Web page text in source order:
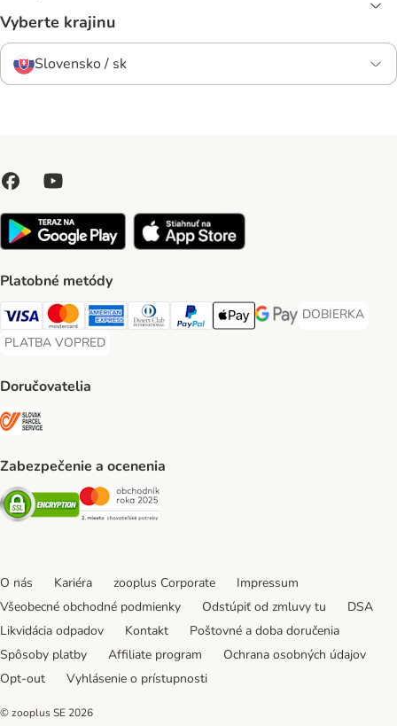
Vyberte krajinu
Slovensko / sk
Platobné metódy
Visa Payment Method
Mastercard Payment Method
American Express Payment Method
Diners Club Payment Method
PayPal Payment Method
Apple Pay Payment Method
Google Pay Payment
DOBIERKA
DOBIERKA
PLATBA VOPRED
PLATBA VOPRED Payment Method
Doručovatelia
Zabezpečenie a ocenenia
Security Security
O nás Kariéra zooplus Corporate
Impressum
Všeobecné obchodné podmienky
Odstúpiť od zmluvy tu
DSA
Likvidácia odpadov
Kontakt
Poštovné a doba doručenia
Spôsoby platby
Affiliate program
Ochrana osobných údajov
Opt-out
Vyhlásenie o prístupnosti
© zooplus SE 2026